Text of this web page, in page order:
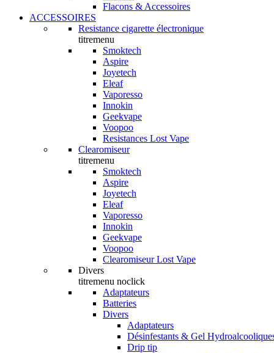
Flacons & Accessoires
ACCESSOIRES
Resistance cigarette électronique
titremenu
Smoktech
Aspire
Joyetech
Eleaf
Vaporesso
Innokin
Geekvape
Voopoo
Resistances Lost Vape
Clearomiseur
titremenu
Smoktech
Aspire
Joyetech
Eleaf
Vaporesso
Innokin
Geekvape
Voopoo
Clearomiseur Lost Vape
Divers
titremenu noclick
Adaptateurs
Batteries
Divers
Adaptateurs
Désinfestants & Gel
Drip tip